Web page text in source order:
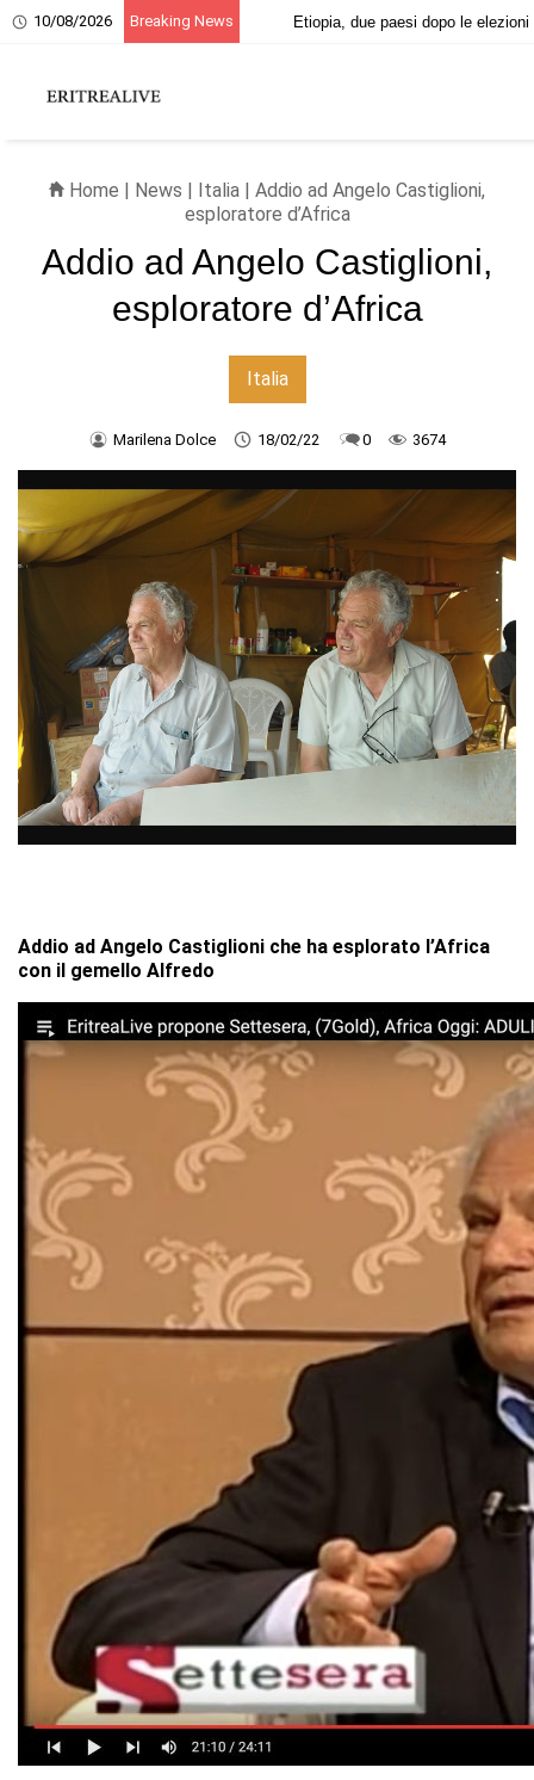
10/08/2026 Breaking News 20 giugno, ricordo dei martiri eritrei
Home | News | Italia | Addio ad Angelo Castiglioni,
esploratore d’Africa
Addio ad Angelo Castiglioni,
esploratore d’Africa
Italia
Marilena Dolce 18/02/22 0 3674
Addio ad Angelo Castiglioni che ha esplorato l’Africa
con il gemello Alfredo